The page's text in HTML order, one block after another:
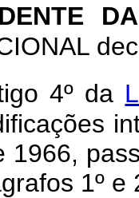
4º da
1966,
1º e